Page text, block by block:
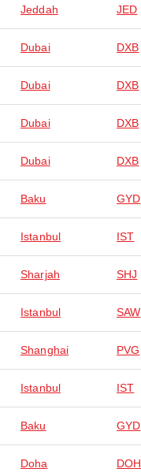
Jeddah JED
Dubai DXB
Dubai DXB
Dubai DXB
Dubai DXB
Baku GYD
Istanbul IST
Sharjah SHJ
Istanbul SAW
Shanghai PVG
Istanbul IST
Baku GYD
Doha DOH